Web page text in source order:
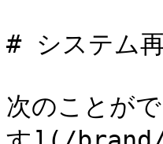
# システム
次のことが